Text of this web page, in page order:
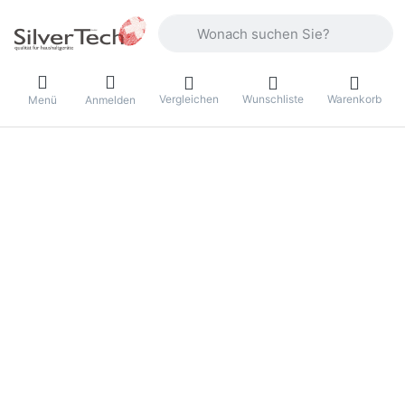
Menü Anmelden Vergleichen Wunschliste Warenkorb